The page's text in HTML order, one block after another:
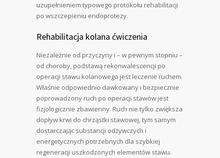
uzupełnieniem typowego protokołu rehabilitacji
po wszczepieniu endoprotezy.
Rehabilitacja kolana ćwiczenia
Niezależnie od przyczyny i – w pewnym stopniu –
od choroby, podstawą rekonwalescencji po
operacji stawu kolanowego jest leczenie ruchem.
Właśnie odpowiednio dawkowany i bezpiecznie
poprowadzony ruch po operacji stawów jest
fizjologicznie zbawienny. Ruch nie tylko zwiększa
dopływ krwi do chrząstki stawowej, tym samym
dostarczając substancji odżywczych i
energetycznych potrzebnych dla szybkiej
regeneracji uszkodzonych elementów stawu.